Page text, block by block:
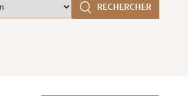
RECHERCHER